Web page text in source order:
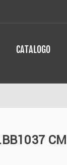
CATALOGO